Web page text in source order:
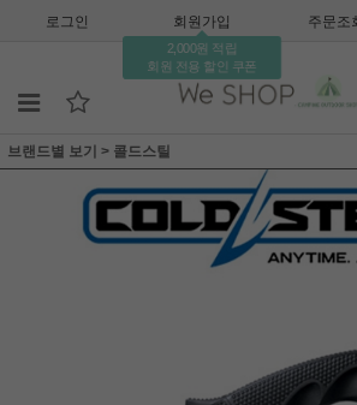
로그인 회원가입
2,000원 적립
회원 전용 할인 쿠폰
주문조
브랜드별 보기 > 콜드스틸